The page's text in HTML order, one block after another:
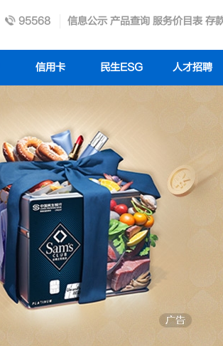
95568 信息公示 产品查询 服务价目表 存
信用卡 民生ESG 人才招聘